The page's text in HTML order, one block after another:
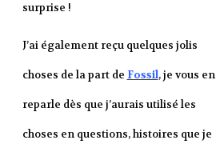
surprise !
J’ai également reçu quelques jolis
choses de la part de Fossil, je vous en
reparle dès que j’aurais utilisé les
choses en questions, histoires que je